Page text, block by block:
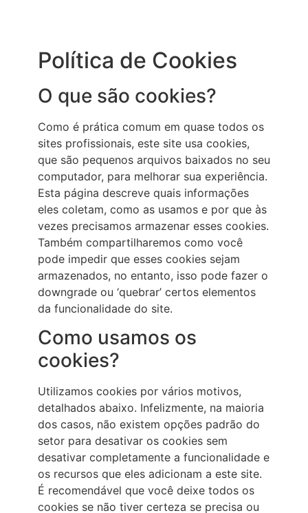
Política de Cookies
O que são cookies?
Como é prática comum em quase todos os
sites profissionais, este site usa cookies,
que são pequenos arquivos baixados no seu
computador, para melhorar sua experiência.
Esta página descreve quais informações
eles coletam, como as usamos e por que às
vezes precisamos armazenar esses cookies.
Também compartilharemos como você
pode impedir que esses cookies sejam
armazenados, no entanto, isso pode fazer o
downgrade ou ‘quebrar’ certos elementos
da funcionalidade do site.
Como usamos os
cookies?
Utilizamos cookies por vários motivos,
detalhados abaixo. Infelizmente, na maioria
dos casos, não existem opções padrão do
setor para desativar os cookies sem
desativar completamente a funcionalidade e
os recursos que eles adicionam a este site.
É recomendável que você deixe todos os
cookies se não tiver certeza se precisa ou